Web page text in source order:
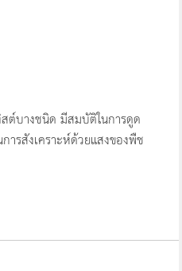
ต์บางชนิด มีสมบัติในการดูด
ารสังเคราะห์ด้วยแสงของพืช